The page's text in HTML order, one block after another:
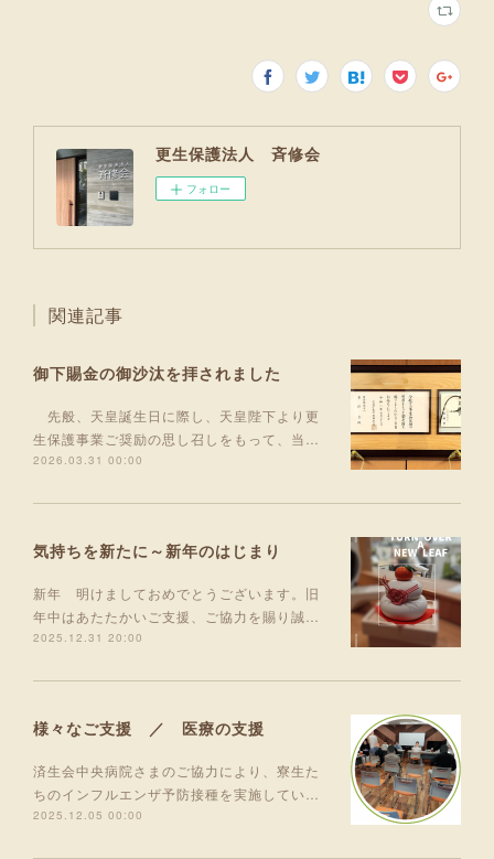
更生保護法人 斉修会
フォロー
関連記事
御下賜金の御沙汰を拝されました
先般、天皇誕生日に際し、天皇陛下より更
生保護事業ご奨励の思し召しをもって、当…
2026.03.31 00:00
気持ちを新たに～新年のはじまり
新年 明けましておめでとうございます。旧
年中はあたたかいご支援、ご協力を賜り誠…
2025.12.31 20:00
様々なご支援 ／ 医療の支援
済生会中央病院さまのご協力により、寮生た
ちのインフルエンザ予防接種を実施してい…
2025.12.05 00:00